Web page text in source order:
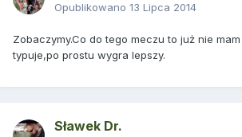
Opublikowano 13 Lipca 2014
Zobaczymy.Co do tego meczu to już nie
typuje,po prostu wygra lepszy.
Sławek Dr.